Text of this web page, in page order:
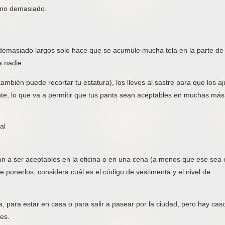
demasiado.
largos solo hace que se acumule mucha tela en la parte de
nadie.
puede recortar tu estatura), los lleves al sastre para que los
lo que va a permitir que tus pants sean aceptables en muchas más
a ser aceptables en la oficina o en una cena (a menos que ese sea
ponerlos, considera cuál es el código de vestimenta y el nivel de
para estar en casa o para salir a pasear por la ciudad, pero hay